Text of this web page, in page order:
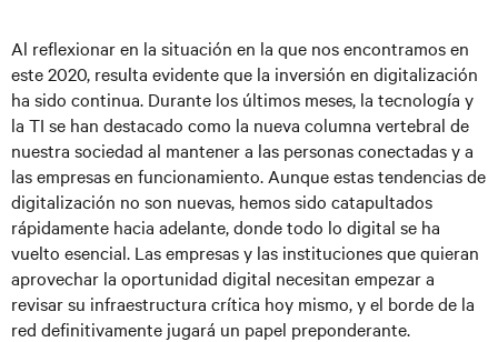
Al reflexionar en la situación en la que nos encontramos en
este 2020, resulta evidente que la inversión en digitalización
ha sido continua. Durante los últimos meses, la tecnología y
la TI se han destacado como la nueva columna vertebral de
nuestra sociedad al mantener a las personas conectadas y a
las empresas en funcionamiento. Aunque estas tendencias de
digitalización no son nuevas, hemos sido catapultados
rápidamente hacia adelante, donde todo lo digital se ha
vuelto esencial. Las empresas y las instituciones que quieran
aprovechar la oportunidad digital necesitan empezar a
revisar su infraestructura crítica hoy mismo, y el borde de la
red definitivamente jugará un papel preponderante.